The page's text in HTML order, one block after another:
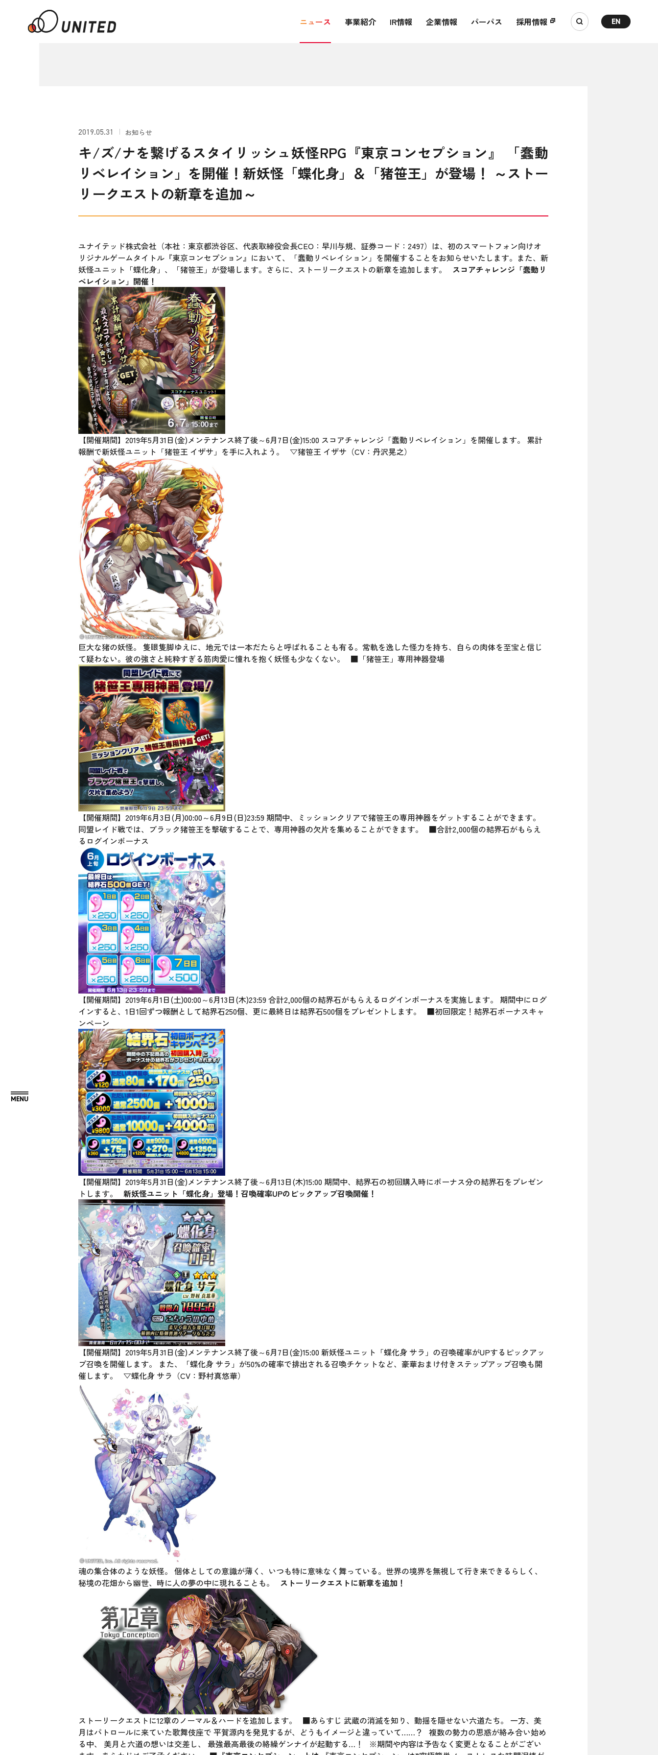
ニュース 事業紹介 IR情報 企業情報 パーパス 採用情報 EN
2019.05.31 お知らせ
キ/ズ/ナを繋げるスタイリッシュ妖怪RPG『東京コンセプション』 「蠢動
リベレイション」を開催！新妖怪「蝶化身」＆「猪笹王」が登場！ ～ストー
リークエストの新章を追加～
ユナイテッド株式会社（本社：東京都渋谷区、代表取締役会長CEO：早川与規、証券コード：2497）は、初のスマートフォン向けオ
リジナルゲームタイトル『東京コンセプション』において、「蠢動リベレイション」を開催することをお知らせいたします。また、新
妖怪ユニット「蝶化身」、「猪笹王」が登場します。さらに、ストーリークエストの新章を追加します。 スコアチャレンジ「蠢動リ
ベレイション」開催！
【開催期間】2019年5月31日(金)メンテナンス終了後～6月7日(金)15:00 スコアチャレンジ「蠢動リベレイション」を開催します。 累計
報酬で新妖怪ユニット「猪笹王 イザサ」を手に入れよう。 ▽猪笹王 イザサ（CV：丹沢晃之）
巨大な猪の妖怪。 隻眼隻脚ゆえに、地元では一本だたらと呼ばれることも有る。常軌を逸した怪力を持ち、自らの肉体を至宝と信じ
て疑わない。彼の強さと純粋すぎる筋肉愛に憧れを抱く妖怪も少なくない。 ■「猪笹王」専用神器登場
【開催期間】2019年6月3日(月)00:00～6月9日(日)23:59 期間中、ミッションクリアで猪笹王の専用神器をゲットすることができます。
同盟レイド戦では、ブラック猪笹王を撃破することで、専用神器の欠片を集めることができます。 ■合計2,000個の結界石がもらえ
るログインボーナス
【開催期間】2019年6月1日(土)00:00～6月13日(木)23:59 合計2,000個の結界石がもらえるログインボーナスを実施します。 期間中にログ
インすると、1日1回ずつ報酬として結界石250個、更に最終日は結界石500個をプレゼントします。 ■初回限定！結界石ボーナスキャ
ンペーン
【開催期間】2019年5月31日(金)メンテナンス終了後～6月13日(木)15:00 期間中、結界石の初回購入時にボーナス分の結界石をプレゼン
トします。 新妖怪ユニット「蝶化身」登場！召喚確率UPのピックアップ召喚開催！
【開催期間】2019年5月31日(金)メンテナンス終了後～6月7日(金)15:00 新妖怪ユニット「蝶化身 サラ」の召喚確率がUPするピックアッ
プ召喚を開催します。 また、「蝶化身 サラ」が50%の確率で排出される召喚チケットなど、豪華おまけ付きステップアップ召喚も開
催します。 ▽蝶化身 サラ（CV：野村真悠華）
魂の集合体のような妖怪。 個体としての意識が薄く、いつも特に意味なく舞っている。世界の境界を無視して行き来できるらしく、
秘境の花畑から幽世、時に人の夢の中に現れることも。 ストーリークエストに新章を追加！
ストーリークエストに12章のノーマル＆ハードを追加します。 ■あらすじ 武蔵の消滅を知り、動揺を隠せない六道たち。 一方、美
月はパトロールに来ていた歌舞伎座で 平賀源内を発見するが、どうもイメージと違っていて……？ 複数の勢力の思惑が絡み合い始め
る中、 美月と六道の想いは交差し、 最強最高最後の絡繰ゲンナイが起動する…！ ※期間や内容は予告なく変更となることがござい